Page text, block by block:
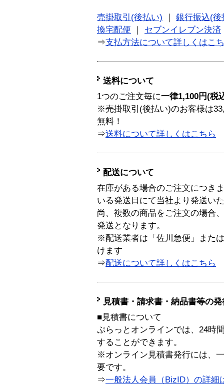
売掛取引(後払い) ｜ 銀行振込(後
換宅配便 ｜ セブンイレブン決済
⇒支払方法について詳しくはこ
送料について
1つのご注文毎に一律1,100円(税
※売掛取引(後払い)のお客様は
無料！
⇒送料について詳しくはこちら
配送について
在庫がある場合のご注文につき
いる発送日にて当社より発送い
尚、複数の商品をご注文の場合
発送となります。
※配送業者は「佐川急便」また
けます
⇒配送について詳しくはこちら
見積書・請求書・納品書等の
■見積書について
ぷらっとオンラインでは、24時
することができます。
※オンライン見積書発行には、
要です。
⇒一般法人会員（BizID）の詳細